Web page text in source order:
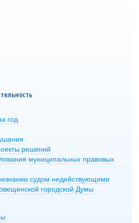
год
решений
муниципальных правовых
судом недействующими
городской Думы